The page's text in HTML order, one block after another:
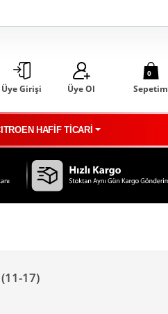
Üye Girişi Üye Ol
0
Sepetim
HAFİF TİCARİ
17)